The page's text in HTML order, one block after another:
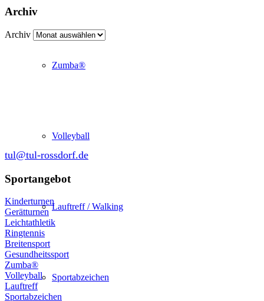
Zumba®
Volleyball
Lauftreff / Walking
Sportabzeichen
Archiv
Archiv
tul@tul-rossdorf.de
Sportangebot
Kinderturnen
Gerätturnen
Leichtathletik
Ringtennis
Breitensport
Gesundheitssport
Zumba®
Volleyball
Lauftreff
Sportabzeichen